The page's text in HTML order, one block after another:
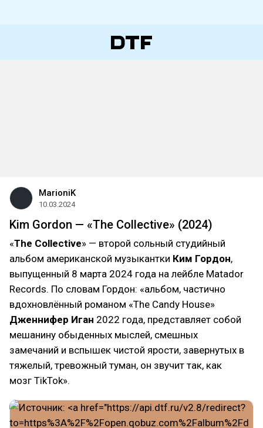
MarioniK
10.03.2024
Kim Gordon — «The Collective» (2024)
«The Collective» — второй сольный студийный
альбом американской музыкантки Ким Гордон,
выпущенный 8 марта 2024 года на лейбле Matador
Records. По словам Гордон: «альбом, частично
вдохновлённый романом «The Candy House»
Дженнифер Иган 2022 года, представляет собой
мешанину обыденных мыслей, смешных
замечаний и вспышек чистой ярости, завернутых в
тяжелый, тревожный туман, он звучит так, как
мозг TikTok».